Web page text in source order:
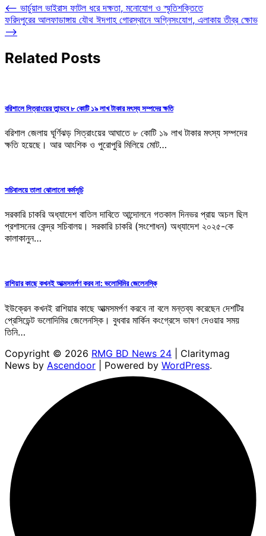
Post
navigation
⟵ ভার্চুয়াল ভাইরাস ফাটল ধরে দক্ষতা, মনোযোগ ও স্মৃতিশক্তিতে
ফরিদপুরের আলফাডাঙ্গায় যৌথ ঈদগাহ গোরস্থানে অগ্নিসংযোগ, এলাকায় তীব্র ক্ষোভ
⟶
Related Posts
বরিশালে সিত্রাংয়ের তান্ডবে ৮ কোটি ১৯ লাখ টাকার মৎস্য সম্পদের ক্ষতি
বরিশাল জেলায় ঘূর্ণিঝড় সিত্রাংয়ের আঘাতে ৮ কোটি ১৯ লাখ টাকার মৎস্য সম্পদের
ক্ষতি হয়েছে। আর আংশিক ও পুরোপুরি মিলিয়ে মোট…
সচিবালয়ে তালা ঝোলানো কর্মসূচি
সরকারি চাকরি অধ্যাদেশ বাতিল দাবিতে আন্দোলনে গতকাল দিনভর প্রায় অচল ছিল
প্রশাসনের কেন্দ্র সচিবালয়। সরকারি চাকরি (সংশোধন) অধ্যাদেশ ২০২৫-কে
কালাকানুন…
রাশিয়ার কাছে কখনই আত্মসমর্পণ করব না: ভলোদিমির জেলেনস্কি
ইউক্রেন কখনই রাশিয়ার কাছে আত্মসমর্পণ করবে না বলে মন্তব্য করেছেন দেশটির
প্রেসিডেন্ট ভলোদিমির জেলেনস্কি। বুধবার মার্কিন কংগ্রেসে ভাষণ দেওয়ার সময়
তিনি…
Copyright © 2026 RMG BD News 24 | Claritymag
News by Ascendoor | Powered by WordPress.